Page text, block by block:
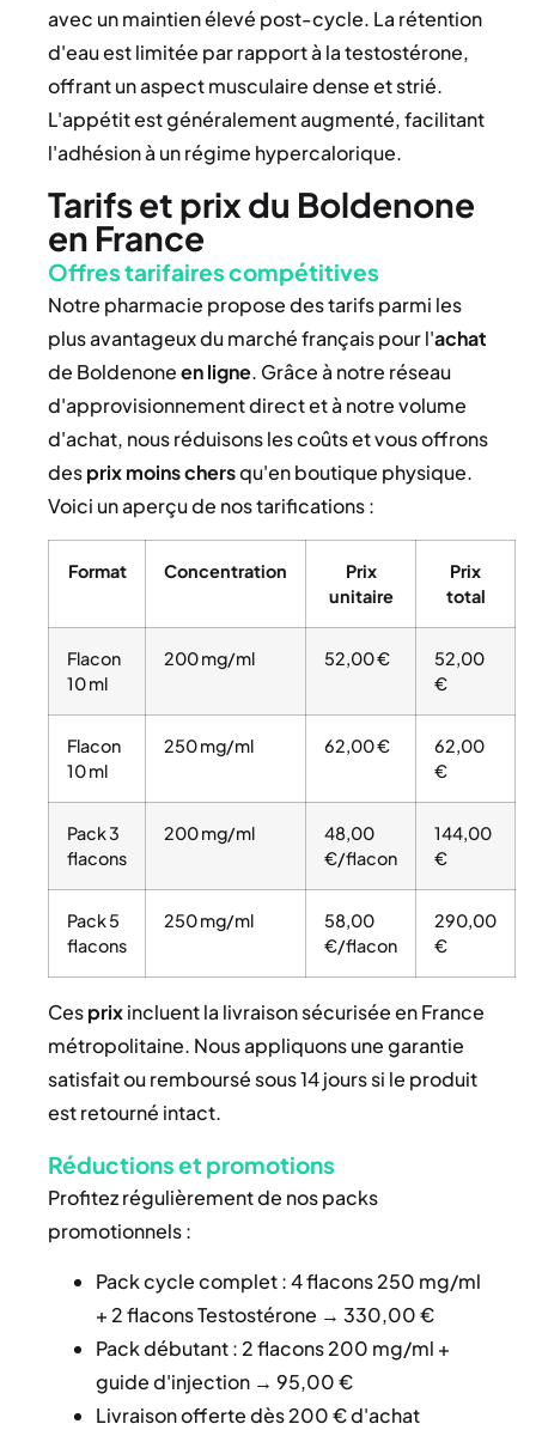
avec un maintien élevé post-cycle. La rétention
d'eau est limitée par rapport à la testostérone,
offrant un aspect musculaire dense et strié.
L'appétit est généralement augmenté, facilitant
l'adhésion à un régime hypercalorique.
Tarifs et prix du Boldenone
en France
Offres tarifaires compétitives
Notre pharmacie propose des tarifs parmi les
plus avantageux du marché français pour l'achat
de Boldenoneen ligne. Grâce à notre réseau
d'approvisionnement direct et à notre volume
d'achat, nous réduisons les coûts et vous offrons
desprix moins chersqu'en boutique physique.
Voici un aperçu de nos tarifications :
Format Concentration
Prix
unitaire
Prix
total
Flacon
10 ml
200 mg/ml 52,00 €
52,00
€
Flacon
10 ml
250 mg/ml 62,00 €
62,00
€
Pack 3
flacons
200 mg/ml
48,00
€/flacon
144,00
€
Pack 5
flacons
250 mg/ml
58,00
€/flacon
290,00
€
Cesprixincluent la livraison sécurisée en France
métropolitaine. Nous appliquons une garantie
satisfait ou remboursé sous 14 jours si le produit
est retourné intact.
Réductions et promotions
Profitez régulièrement de nos packs
promotionnels :
Pack cycle complet : 4 flacons 250 mg/ml
+ 2 flacons Testostérone → 330,00 €
Pack débutant : 2 flacons 200 mg/ml +
guide d'injection → 95,00 €
Livraison offerte dès 200 € d'achat